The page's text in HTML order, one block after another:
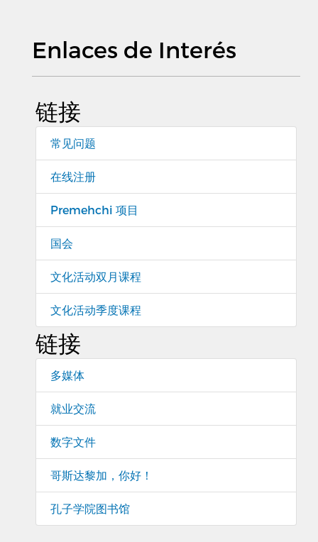
Enlaces de Interés
链接
常见问题
在线注册
Premehchi 项目
国会
文化活动双月课程
文化活动季度课程
链接
多媒体
就业交流
数字文件
哥斯达黎加，你好！
孔子学院图书馆